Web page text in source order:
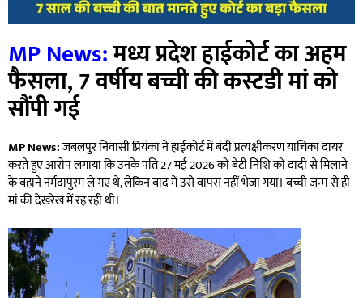
MP News:मध्य प्रदेश हाईकोर्ट का अहम
फैसला,7वर्षीय बच्ची की कस्टडी मां को
सौंपी गई
MP News:जबलपुर निवासी प्रियंका ने हाईकोर्ट में बंदी प्रत्यक्षीकरण याचिका दायर
करते हुए आरोप लगाया कि उनके पति 27 मई 2026 को बेटी निशि को दादी से मिलाने
के बहाने नर्मदापुरम ले गए थे, लेकिन बाद में उसे वापस नहीं भेजा गया। बच्ची जन्म से ही
मां की देखरेख में रह रही थी।